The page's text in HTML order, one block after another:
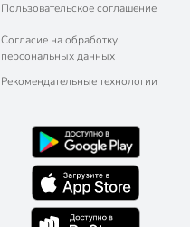
Пользовательское соглашение
Согласие на обработку
персональных данных
Рекомендательные технологии